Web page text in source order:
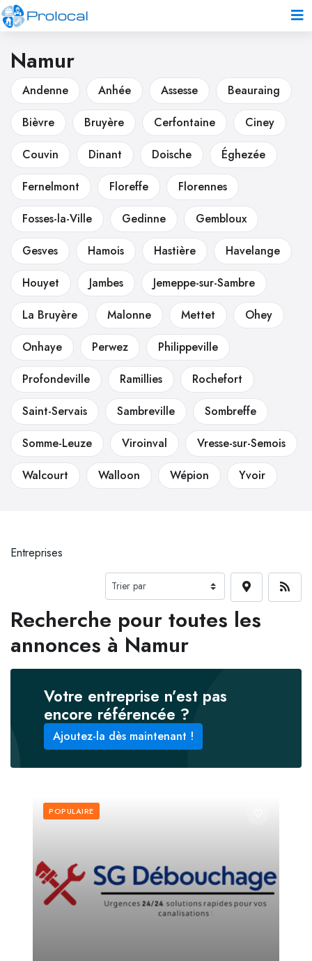
Namur
Andenne Anhée Assesse
Beauraing
Bièvre
Bruyère Cerfontaine
Ciney
Couvin
Dinant Doische
Éghezée
Fernelmont
Floreffe
Florennes
Fosses-la-Ville
Gedinne
Gembloux
Gesves
Hamois Hastière
Havelange
Houyet
Jambes
Jemeppe-sur-Sambre
La Bruyère
Malonne Mettet
Ohey
Onhaye
Perwez
Philippeville
Profondeville
Ramillies
Rochefort
Saint-Servais
Sambreville
Sombreffe
Somme-Leuze
Viroinval
Vresse-sur-Semois
Walcourt
Walloon Wépion Yvoir
Entreprises
Recherche pour toutes les
annonces à Namur
Votre entreprise n’est pas
encore référencée ?
Ajoutez-la dès maintenant !
POPULAIRE